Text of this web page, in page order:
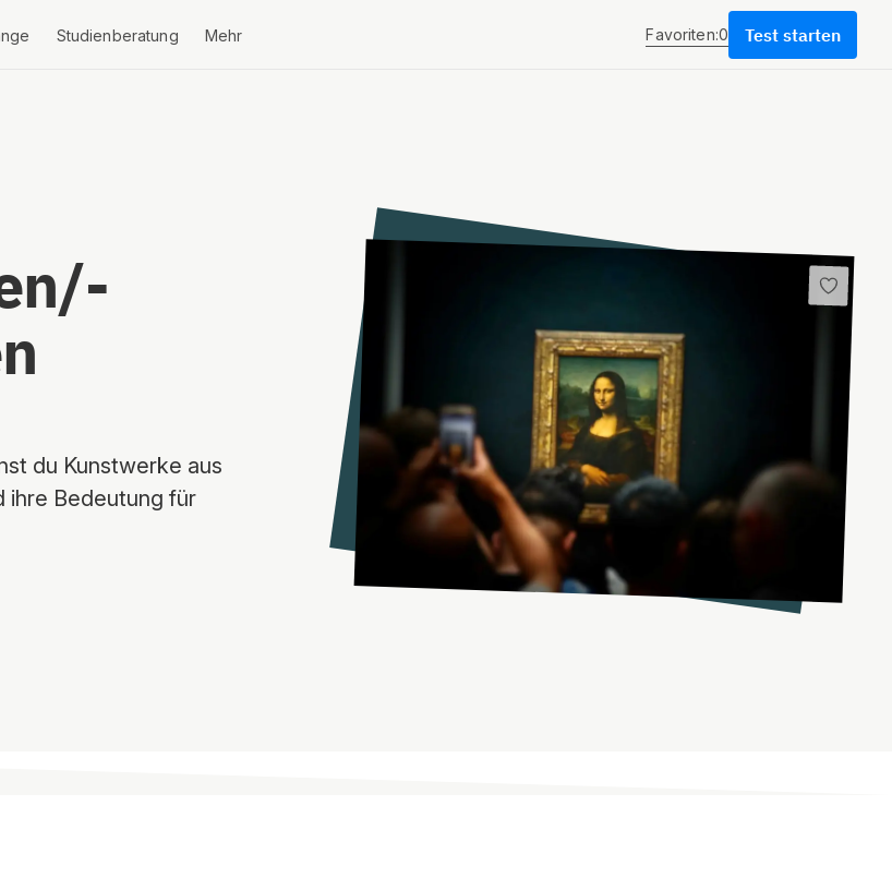
Studienberatung Mehr Favoriten:0 Test starten
du Kunstwerke aus
ihre Bedeutung für